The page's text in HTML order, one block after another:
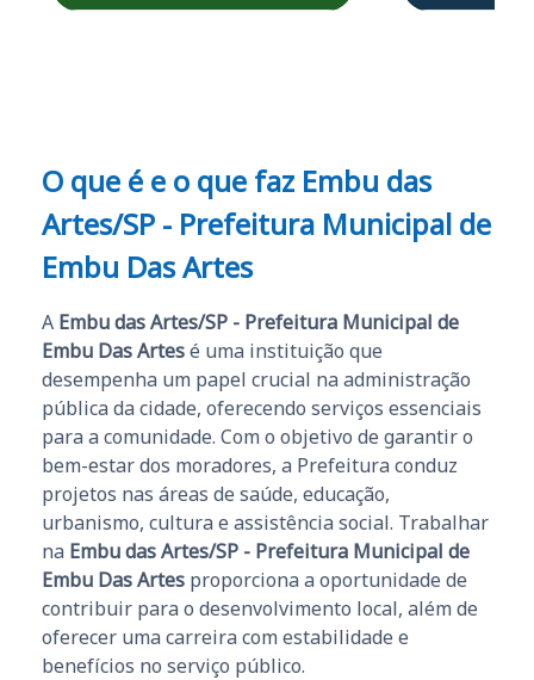
O que é e o que faz Embu das
Artes/SP - Prefeitura Municipal de
Embu Das Artes
A Embu das Artes/SP - Prefeitura Municipal de
Embu Das Artesé uma instituição que
desempenha um papel crucial na administração
pública da cidade, oferecendo serviços essenciais
para a comunidade. Com o objetivo de garantir o
bem-estar dos moradores, a Prefeitura conduz
projetos nas áreas de saúde, educação,
urbanismo, cultura e assistência social. Trabalhar
na Embu das Artes/SP - Prefeitura Municipal de
Embu Das Artes proporciona a oportunidade de
contribuir para o desenvolvimento local, além de
oferecer uma carreira com estabilidade e
benefícios no serviço público.